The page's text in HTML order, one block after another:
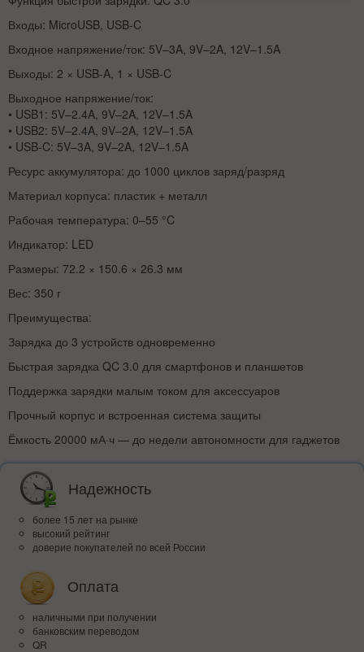
Входы: MicroUSB, USB-C
Входное напряжение/ток: 5V–3A, 9V–2A, 12V–1.5A
Выходы: 2 × USB-A, 1 × USB-C
Выходное напряжение/ток:
• USB1: 5V–2.4A, 9V–2A, 12V–1.5A
• USB2: 5V–2.4A, 9V–2A, 12V–1.5A
• USB-C: 5V–3A, 9V–2A, 12V–1.5A
Ресурс аккумулятора: до 1000 циклов заряд/разряд
Материал корпуса: пластик + металл
Рабочая температура: 0–55 °C
Индикатор: LED
Размеры: 72.2 × 150.6 × 26.3 мм
Вес: 350 г
Преимущества:
Зарядка до 3 устройств одновременно
Быстрая зарядка QC 3.0 для смартфонов и планшетов
Поддержка зарядки малым током для аксессуаров
Прочный корпус и встроенная система защиты
Ёмкость 20000 мА·ч — до недели автономности для гаджетов
Надежность
более 15 лет на рынке
высокий рейтинг
доверие покупателей по всей России
Оплата
наличными при получении
банковским переводом
QR